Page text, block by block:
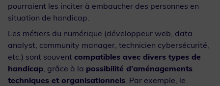
pourraient les inciter à embaucher des personnes en
situation de handicap.
Les métiers du numérique (développeur web, data
analyst, community manager, technicien cybersécurité,
etc.) sont souvent compatibles avec divers types de
handicap, grâce à la possibilité d’aménagements
techniques et organisationnels. Par exemple, le